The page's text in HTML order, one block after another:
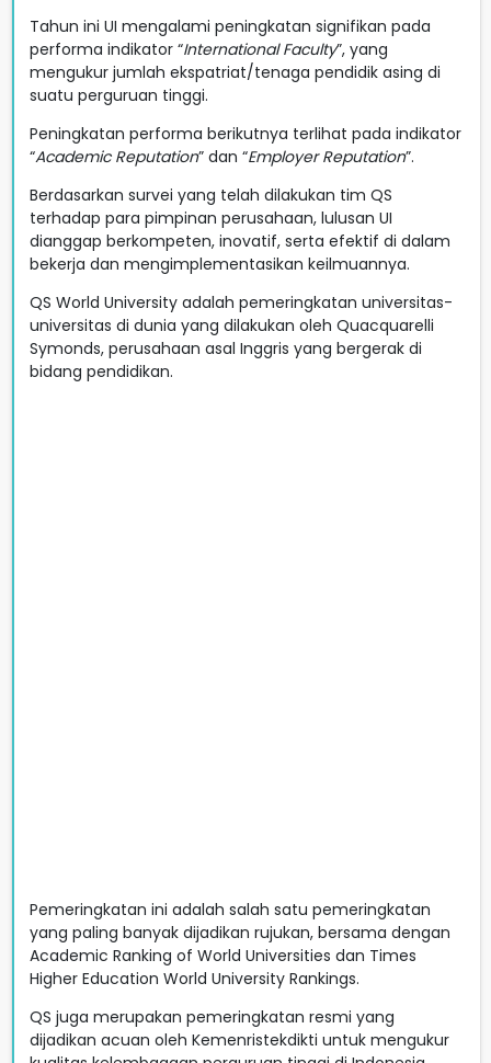
Tahun ini UI mengalami peningkatan signifikan pada
performa indikator “International Faculty”, yang
mengukur jumlah ekspatriat/tenaga pendidik asing di
suatu perguruan tinggi.
Peningkatan performa berikutnya terlihat pada indikator
“Academic Reputation” dan “Employer Reputation”.
Berdasarkan survei yang telah dilakukan tim QS
terhadap para pimpinan perusahaan, lulusan UI
dianggap berkompeten, inovatif, serta efektif di dalam
bekerja dan mengimplementasikan keilmuannya.
QS World University adalah pemeringkatan universitas-
universitas di dunia yang dilakukan oleh Quacquarelli
Symonds, perusahaan asal Inggris yang bergerak di
bidang pendidikan.
Pemeringkatan ini adalah salah satu pemeringkatan
yang paling banyak dijadikan rujukan, bersama dengan
Academic Ranking of World Universities dan Times
Higher Education World University Rankings.
QS juga merupakan pemeringkatan resmi yang
dijadikan acuan oleh Kemenristekdikti untuk mengukur